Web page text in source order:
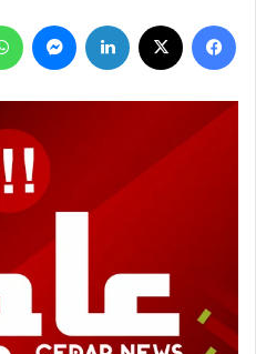
فيسبوك لينكدإن